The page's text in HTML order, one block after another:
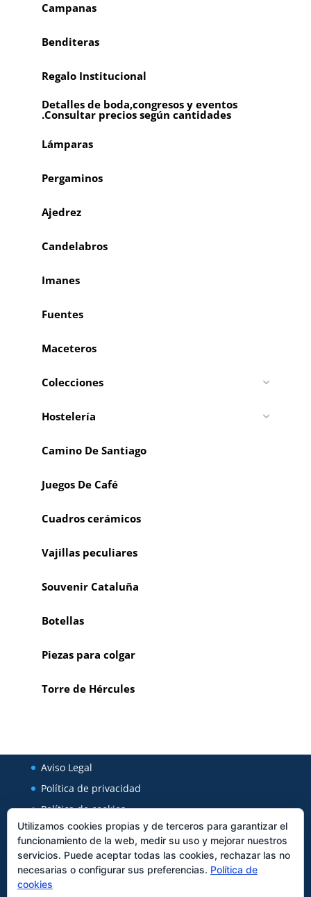
Campanas
Benditeras
Regalo Institucional
Detalles de boda,congresos y eventos
.Consultar precios según cantidades
Lámparas
Pergaminos
Ajedrez
Candelabros
Imanes
Fuentes
Maceteros
Colecciones
Hostelería
Camino De Santiago
Juegos De Café
Cuadros cerámicos
Vajillas peculiares
Souvenir Cataluña
Botellas
Piezas para colgar
Torre de Hércules
Aviso Legal
Política de privacidad
Política de cookies
Regal Cerámica
Utilizamos cookies propias y de terceros para garantizar el
funcionamiento de la web, medir su uso y mejorar nuestros
servicios. Puede aceptar todas las cookies, rechazar las no
necesarias o configurar sus preferencias. Política de
cookies